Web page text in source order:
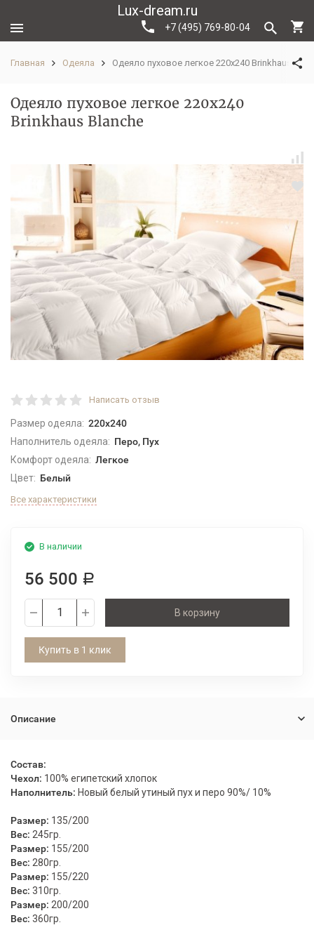
Lux-dream.ru
+7 (495) 769-80-04
Главная Одеяла Одеяло пуховое легкое 220х240 Brinkhaus
Одеяло пуховое легкое 220х240
Brinkhaus Blanche
Написать отзыв
Размер одеяла: 220x240
Наполнитель одеяла: Перо, Пух
Комфорт одеяла: Легкое
Цвет: Белый
Все характеристики
В наличии
56 500 Р
В корзину
Купить в 1 клик
Описание
Состав:
Чехол: 100% египетский хлопок
Наполнитель: Новый белый утиный пух и перо 90%/ 10%
Размер: 135/200
Вес: 245гр.
Размер: 155/200
Вес: 280гр.
Размер: 155/220
Вес: 310гр.
Размер: 200/200
Вес: 360гр.